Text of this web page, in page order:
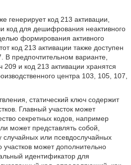
генерирует код 213 активации,
код для дешифрования неактивного
формирования активного
код 213 активации также доступен
В предпочтительном варианте,
209 и код 213 активации хранятся
центра 103, 105, 107,
статический ключ содержит
Главный участок может
секретных кодов, например
может представлять собой,
или псевдослучайных
может дополнительно
идентификатор для